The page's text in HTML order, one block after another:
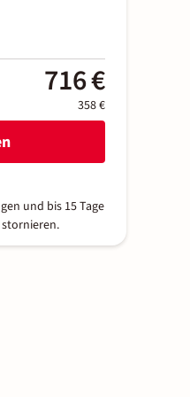
716 €
358 €
und bis 15 Tage